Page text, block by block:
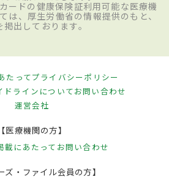
ードの健康保険証利用可能な医療機
は、厚生労働省の情報提供のもと、
出しております。
たってプライバシーポリシー
ドラインについてお問い合わせ
運営会社
【医療機関の方】
載にあたって お問い合わせ
ズ・ファイル会員の方】